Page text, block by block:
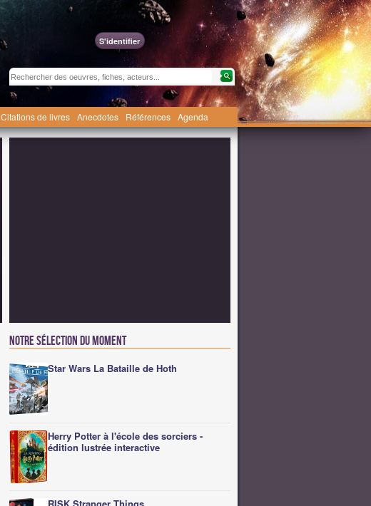
S'identifier
Citations de livres Anecdotes Références Agenda
Notre sélection du moment
Star Wars La Bataille de Hoth
Herry Potter à l'école des sorciers -
édition lustrée interactive